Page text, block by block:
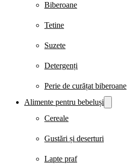
Biberoane
Tetine
Suzete
Detergenți
Perie de curățat biberoane
Alimente pentru bebeluși
Cereale
Gustări și deserturi
Lapte praf